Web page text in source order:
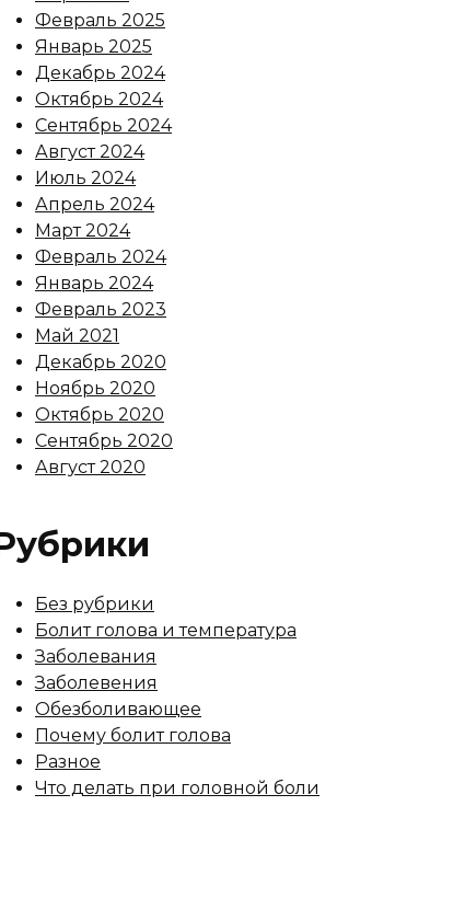
Февраль 2025
Январь 2025
Декабрь 2024
Октябрь 2024
Сентябрь 2024
Август 2024
Июль 2024
Апрель 2024
Март 2024
Февраль 2024
Январь 2024
Февраль 2023
Май 2021
Декабрь 2020
Ноябрь 2020
Октябрь 2020
Сентябрь 2020
Август 2020
Без рубрики
Болит голова и температура
Заболевания
Заболевения
Обезболивающее
Почему болит голова
Разное
Что делать при головной боли